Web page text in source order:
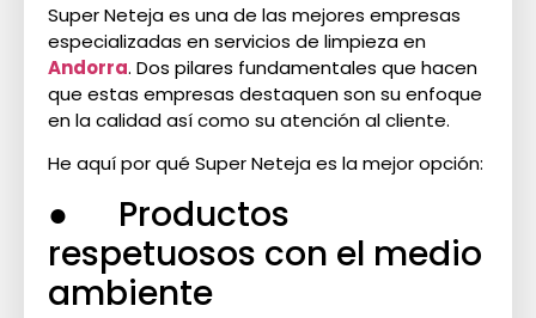
Super Neteja es una de las mejores empresas
especializadas en servicios de limpieza en
Andorra. Dos pilares fundamentales que hacen
que estas empresas destaquen son su enfoque
en la calidad así como su atención al cliente.
He aquí por qué Super Neteja es la mejor opción:
● Productos
respetuosos con el medio
ambiente